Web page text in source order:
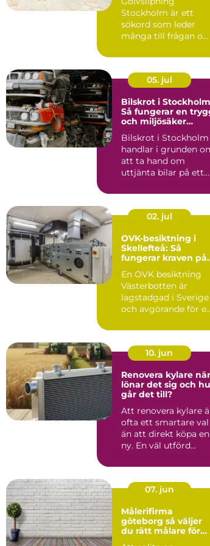
Stockholm är ett
sökord som leder
många till frågan om
nytt liv utan...
05. jul
Bilskrot i
Så fungerar en
och miljösäker
Bilskrot i Stockholm
handlar i grunden
att ta hand om
uttjänta bilar på ett
02. jul
OVK-besiktning i
Skellefteå: Så
fungerar kraven på
En OVK besiktning
Västerbotten är
lagstadgad i Sverige
och avgörande för
10. jun
Renovera kylare när
lönar det sig och
går det till?
Att renovera kylare
ofta ett smartare val
än att direkt köpa en
ny. En väl utförd
07. jun
Målerifirma
göteborg så väljer
du rätt målare för